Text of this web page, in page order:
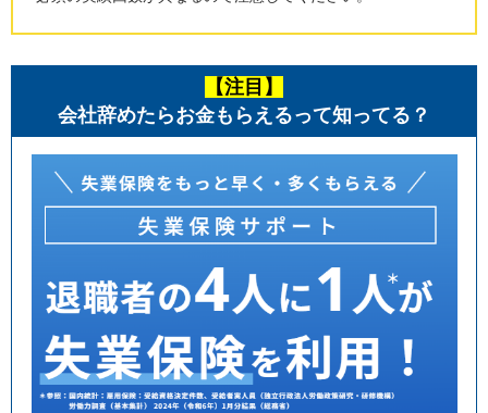
【注目】
会社辞めたらお金もらえるって知ってる？